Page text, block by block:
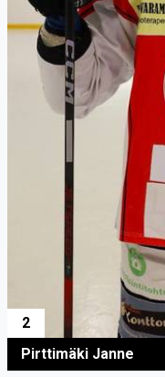
2
Pirttimäki Janne